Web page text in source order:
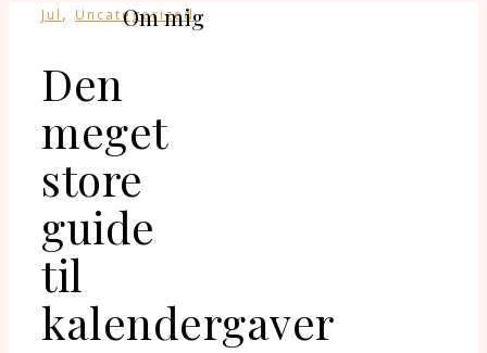
Jul , Uncategorized
Den
meget
store
guide
til
kalendergaver
Om mig